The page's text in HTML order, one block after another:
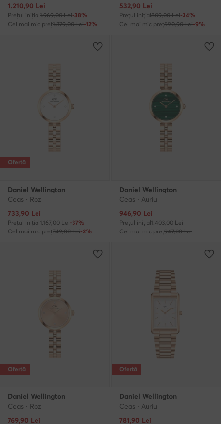
Prețul actual
1.210,90 Lei
Prețul inițial1.969,00 Lei-38%
Cel mai mic preț1.379,00 Lei-12%
Prețul actual
532,90 Lei
Prețul inițial809,00 Lei-34%
Cel mai mic preț590,90 Lei-9%
Ofertă
Daniel Wellington
Ceas · Roz
Prețul actual
733,90 Lei
Prețul inițial1.167,00 Lei-37%
Cel mai mic preț749,00 Lei-2%
Daniel Wellington
Ceas · Auriu
Prețul actual
946,90 Lei
Prețul inițial1.403,00 Lei
Cel mai mic preț947,00 Lei
Ofertă
Daniel Wellington
Ceas · Roz
Prețul actual
769,90 Lei
Ofertă
Daniel Wellington
Ceas · Auriu
Prețul actual
781,90 Lei